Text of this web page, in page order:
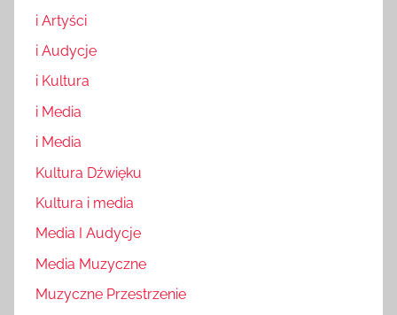
i Artyści
i Audycje
i Kultura
i Media
i Media
Kultura Dźwięku
Kultura i media
Media I Audycje
Media Muzyczne
Muzyczne Przestrzenie